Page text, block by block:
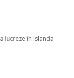
lucreze în Islanda